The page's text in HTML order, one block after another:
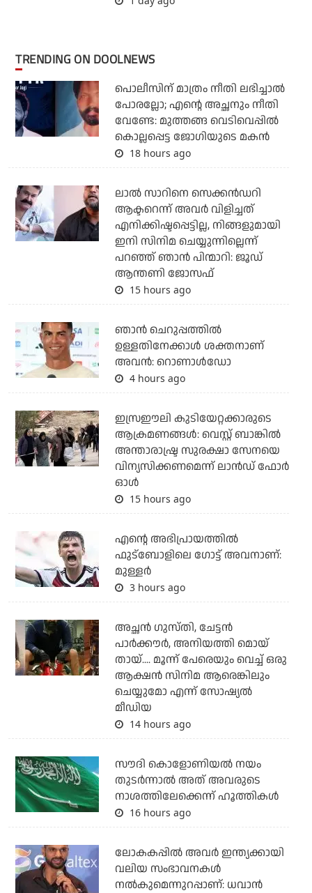
TRENDING ON DOOLNEWS
പൊലീസിന് മാത്രം നീതി ലഭിച്ചാല്‍
പോരല്ലോ; എന്റെ അച്ഛനും നീതി
വേണ്ടേ: മുത്തങ്ങ വെടിവെപ്പില്‍
കൊല്ലപ്പെട്ട ജോഗിയുടെ മകന്‍
18 hours ago
ലാല്‍ സാറിനെ സെക്കന്‍ഡറി
ആക്ടറെന്ന് അവര്‍ വിളിച്ചത്
എനിക്കിഷ്ടപ്പെട്ടില്ല, നിങ്ങളുമായി
ഇനി സിനിമ ചെയ്യുന്നില്ലെന്ന്
പറഞ്ഞ് ഞാന്‍ പിന്മാറി: ജൂഡ്
ആന്തണി ജോസഫ്
15 hours ago
ഞാന്‍ ചെറുപ്പത്തില്‍
ഉള്ളതിനേക്കാള്‍ ശക്തനാണ്
അവന്‍: റൊണാള്‍ഡോ
4 hours ago
ഇസ്രഈലി കുടിയേറ്റക്കാരുടെ
ആക്രമണങ്ങള്‍: വെസ്റ്റ് ബാങ്കില്‍
അന്താരാഷ്ട്ര സുരക്ഷാ സേനയെ
വിന്യസിക്കണമെന്ന് ലാന്‍ഡ് ഫോര്‍
ഓള്‍
15 hours ago
എന്റെ അഭിപ്രായത്തില്‍
ഫുട്‌ബോളിലെ ഗോട്ട് അവനാണ്:
മുള്ളര്‍
3 hours ago
അച്ഛന്‍ ഗുസ്തി, ചേട്ടന്‍
പാര്‍ക്കൗര്‍, അനിയത്തി മൊയ്
തായ്.... മൂന്ന് പേരെയും വെച്ച് ഒരു
ആക്ഷന്‍ സിനിമ ആരെങ്കിലും
ചെയ്യുമോ എന്ന് സോഷ്യല്‍
മീഡിയ
14 hours ago
സൗദി കൊളോണിയല്‍ നയം
തുടര്‍ന്നാല്‍ അത് അവരുടെ
നാശത്തിലേക്കെന്ന് ഹൂത്തികള്‍
16 hours ago
ലോകകപ്പിൽ അവര്‍ ഇന്ത്യക്കായി
വലിയ സംഭാവനകള്‍
നല്‍കുമെന്നുറപ്പാണ്: ധവാന്‍